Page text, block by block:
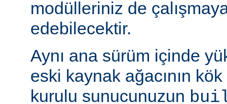
modülleriniz de
edebilecektir.
Aynı ana sürüm içinde
eski kaynak ağacının
kurulu sunucunuzun